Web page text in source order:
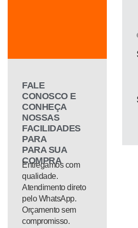
FALE
CONOSCO E
CONHEÇA
NOSSAS
FACILIDADES
PARA
PARA SUA
COMPRA
Entregamos com
qualidade.
Atendimento direto
pelo WhatsApp.
Orçamento sem
compromisso.